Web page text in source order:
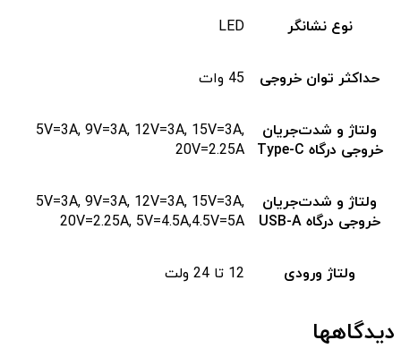
نوع نشانگر LED
حداکثر توان خروجی 45 وات
ولتاژ و شدت‌جریان
خروجی درگاه Type-C
5V=3A, 9V=3A, 12V=3A, 15V=3A,
20V=2.25A
ولتاژ و شدت‌جریان
خروجی درگاه USB-A
5V=3A, 9V=3A, 12V=3A, 15V=3A,
20V=2.25A, 5V=4.5A,4.5V=5A
ولتاژ ورودی 12 تا 24 ولت
دیدگاهها